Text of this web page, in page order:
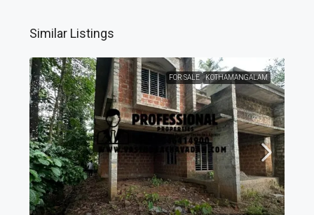
Similar Listings
FOR SALE KOTHAMANGALAM